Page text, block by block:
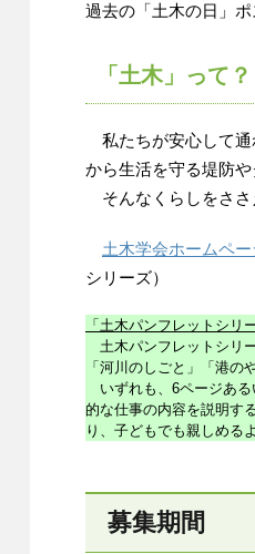
過去の「土木の日」
「土木」って？
私たちが安心して通
から生活を守る堤防
そんなくらしをささ
土木学会ホームペー
シリーズ）
「土木パンフレットシリ
土木パンフレットシリ
「河川のしごと」「港の
いずれも、6ページある
的な仕事の内容を説明す
り、子どもでも親しめる
募集期間